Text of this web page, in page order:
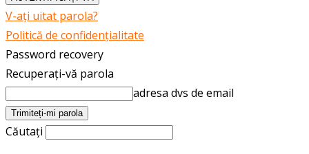
V-ați uitat parola?
Politică de confidențialitate
Password recovery
Recuperați-vă parola
adresa dvs de email
Căutați